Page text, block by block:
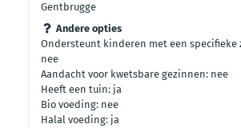
Gentbrugge
Andere opties
Ondersteunt kinderen met een specifieke
nee
Aandacht voor kwetsbare gezinnen: nee
Heeft een tuin: ja
Bio voeding: nee
Halal voeding: ja